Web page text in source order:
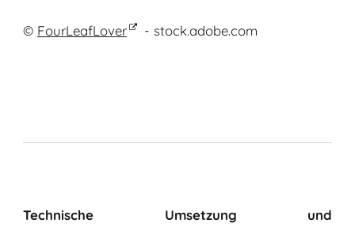
© FourLeafLover - stock.adobe.com
Technische Umsetzung und